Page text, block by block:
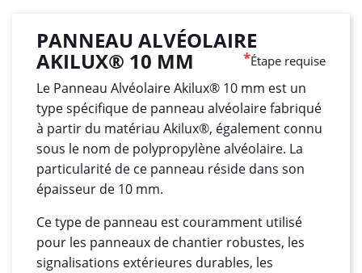
PANNEAU ALVÉOLAIRE
AKILUX® 10 MM *Étape requise
Le Panneau Alvéolaire Akilux® 10 mm est un
type spécifique de panneau alvéolaire fabriqué
à partir du matériau Akilux®, également connu
sous le nom de polypropylène alvéolaire. La
particularité de ce panneau réside dans son
épaisseur de 10 mm.
Ce type de panneau est couramment utilisé
pour les panneaux de chantier robustes, les
signalisations extérieures durables, les